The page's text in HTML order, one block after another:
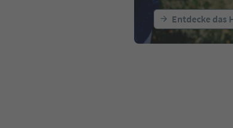
Entdecke das